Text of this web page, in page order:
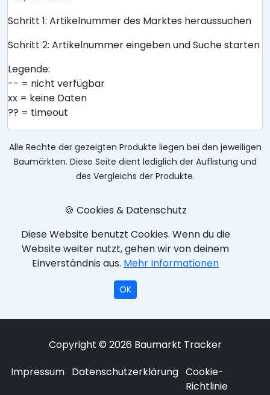
Schritt 1: Artikelnummer des Marktes heraussuchen
Schritt 2: Artikelnummer eingeben und Suche starten
Legende:
-- = nicht verfügbar
xx = keine Daten
?? = timeout
Alle Rechte der gezeigten Produkte liegen bei den jeweiligen
Baumärkten. Diese Seite dient lediglich der Auflistung und
des Vergleichs der Produkte.
🍪 Cookies & Datenschutz
Diese Website benutzt Cookies. Wenn du die
Website weiter nutzt, gehen wir von deinem
Einverständnis aus. Mehr Informationen
OK
Copyright © 2026 Baumarkt Tracker
Impressum Datenschutzerklärung Cookie-
Richtlinie